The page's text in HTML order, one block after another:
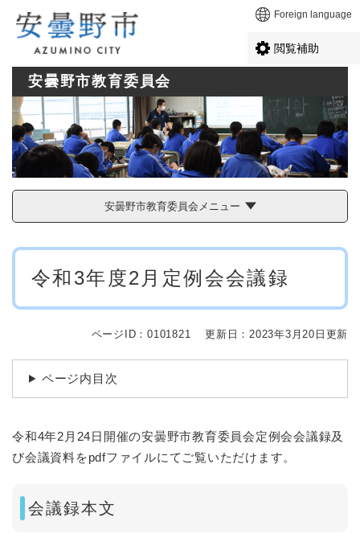
メニューを飛ばして本文へ Foreign language
閲覧補助
安曇野市教育委員会
安曇野市教育委員会メニュー
本
令和3年度2月定例会会議録
ページID：0101821 更新日：2023年3月20日更新
ページ内目次
令和4年2月24日開催の安曇野市教育委員会定例会会議録及
び会議資料をpdfファイルにてご覧いただけます。
会議録本文